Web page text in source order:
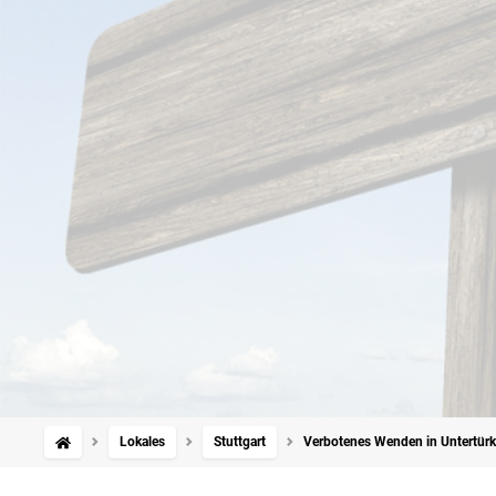
Lokales Stuttgart Verbotenes Wenden in